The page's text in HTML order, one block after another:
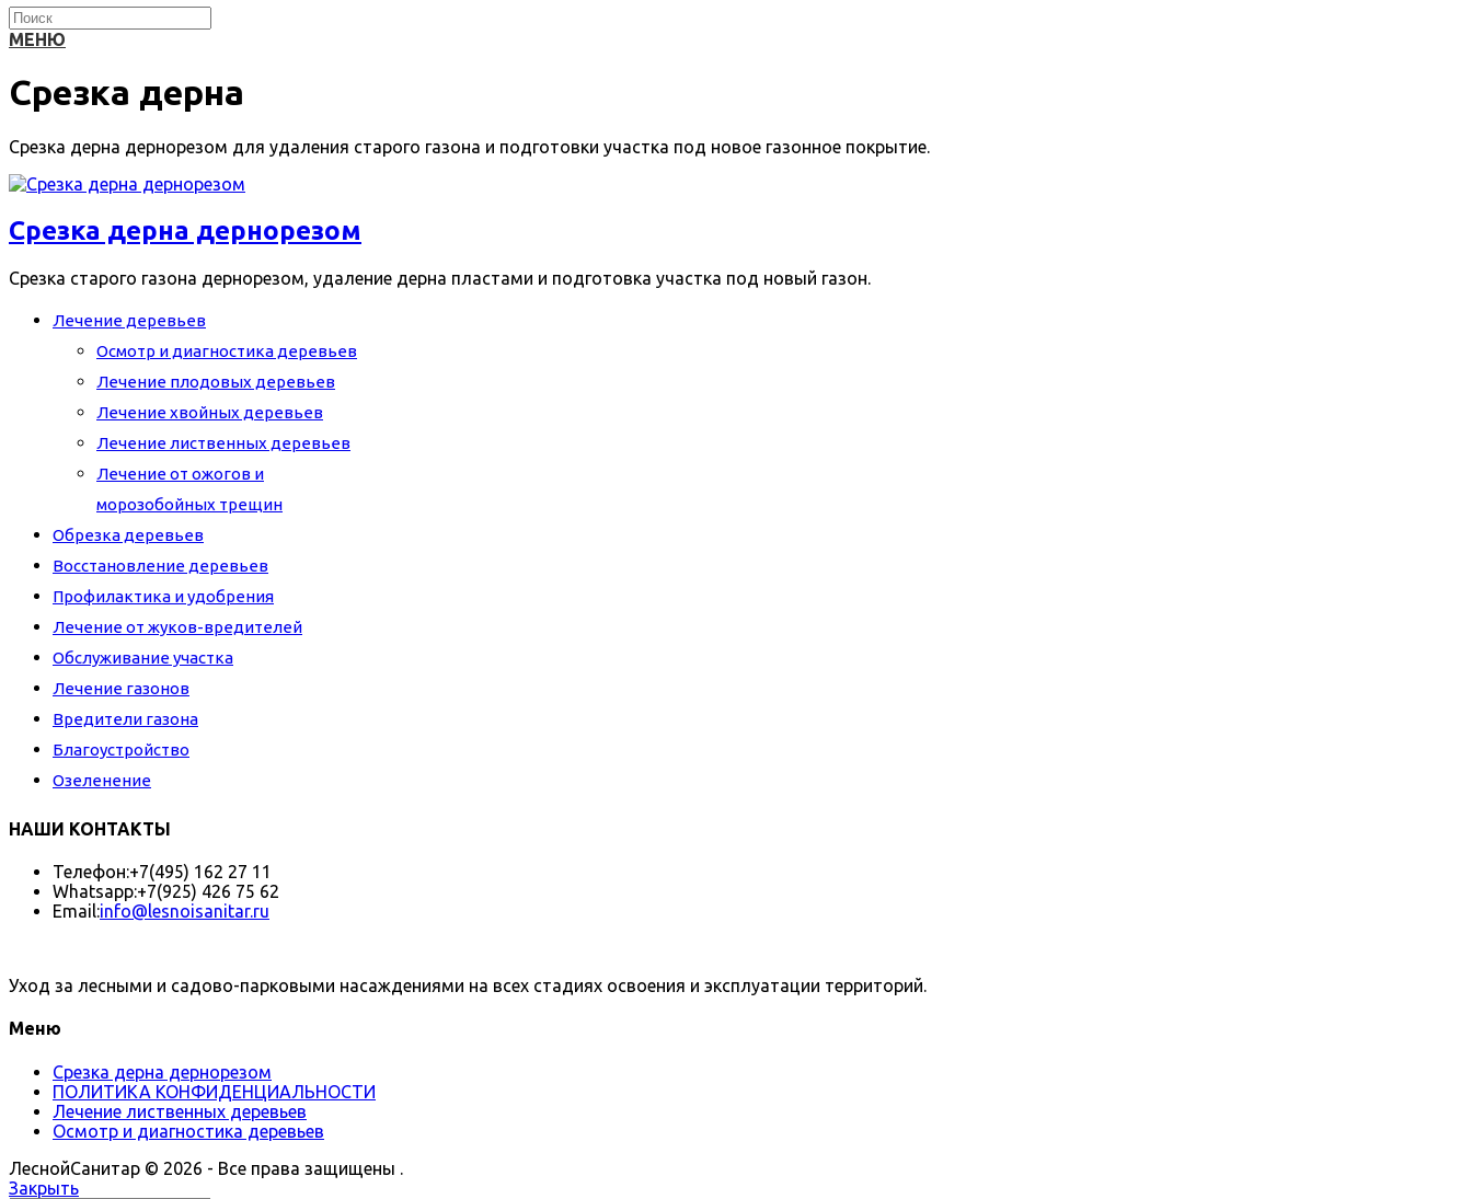
МЕНЮ
Срезка дерна
Срезка дерна дернорезом для удаления старого газона и подготовки участка под новое газонное покрытие.
Срезка дерна дернорезом
Срезка старого газона дернорезом, удаление дерна пластами и подготовка участка под новый газон.
Лечение деревьев
Осмотр и диагностика деревьев
Лечение плодовых деревьев
Лечение хвойных деревьев
Лечение лиственных деревьев
Лечение от ожогов и
морозобойных трещин
Обрезка деревьев
Восстановление деревьев
Профилактика и удобрения
Лечение от жуков-вредителей
Обслуживание участка
Лечение газонов
Вредители газона
Благоустройство
Озеленение
НАШИ КОНТАКТЫ
Телефон:+7(495) 162 27 11
Whatsapp:+7(925) 426 75 62
Email:info@lesnoisanitar.ru
Уход за лесными и садово-парковыми насаждениями на всех стадиях освоения и эксплуатации территорий.
Меню
Срезка дерна дернорезом
ПОЛИТИКА КОНФИДЕНЦИАЛЬНОСТИ
Лечение лиственных деревьев
Осмотр и диагностика деревьев
ЛеснойСанитар © 2026 - Все права защищены .
Закрыть